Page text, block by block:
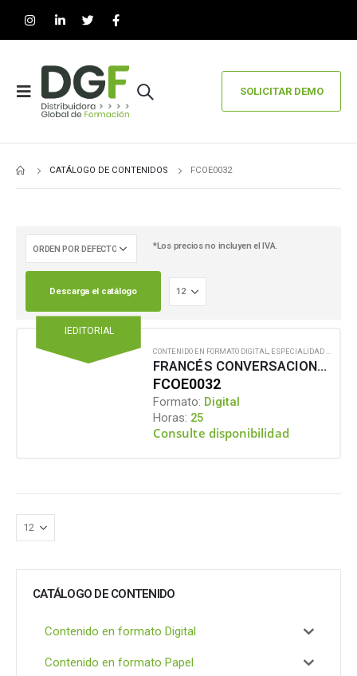
SOLICITAR DEMO
CATÁLOGO DE CONTENIDOS FCOE0032
*Los precios no incluyen el IVA.
Descarga el catálogo
IEDITORIAL
CONTENIDO EN FORMATO DIGITAL ESPECIALIDAD FORMATIVA
FRANCÉS CONVERSACIONAL INTERMEDIO
FCOE0032
Formato: Digital
Horas: 25
Consulte disponibilidad
CATÁLOGO DE CONTENIDO
Contenido en formato Digital
Contenido en formato Papel